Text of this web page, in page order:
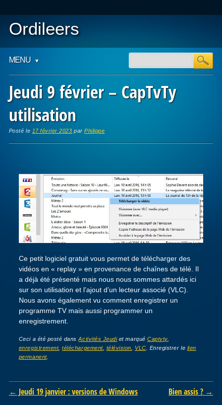
Ordileers
Main menu
content
MENU
Jeudi 9 février – CapTvTy
utilisation
Posté le 17 février 2023 parPhilippe
Ce petit logiciel gratuit vous permet de télécharger des
vidéos en « replay » en provenance de chaînes de télé. Il
a déjà été présenté mais nous nous sommes attardés ici
sur son utilisation et l’ajout d’un lecteur associé (VLC).
Nous avons également vu comment enregistrer un
programme TV mais aussi programmer un
enregistrement.
Ceci a été posté dansActivités Jeudiet marquéCaptvty,
enregistrement,téléchargement, télévision VLC . Enregistrer le lien
permanent.
Post navigation
← Jeudi 19 janvier : versions de Windows Bien assis ? →